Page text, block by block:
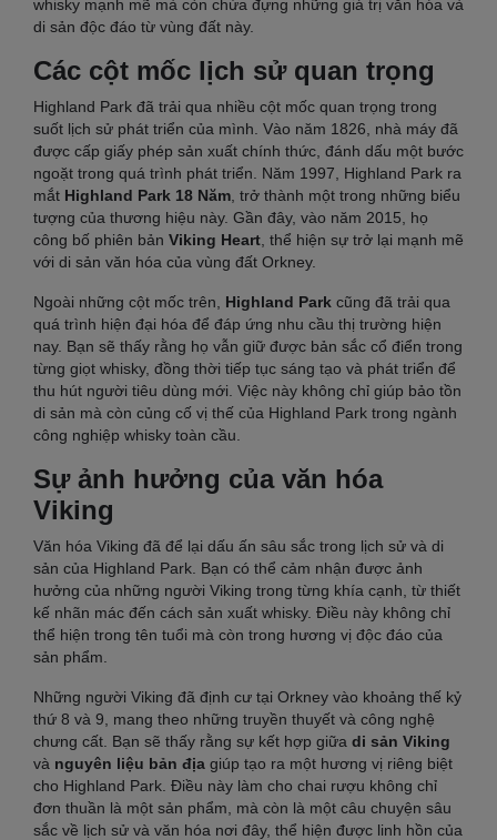
whisky mạnh mẽ mà còn chứa đựng những giá trị văn hóa và
di sản độc đáo từ vùng đất này.
Các cột mốc lịch sử quan trọng
Highland Park đã trải qua nhiều cột mốc quan trọng trong
suốt lịch sử phát triển của mình. Vào năm 1826, nhà máy đã
được cấp giấy phép sản xuất chính thức, đánh dấu một bước
ngoặt trong quá trình phát triển. Năm 1997, Highland Park ra
mắt Highland Park 18 Năm , trở thành một trong những biểu
tượng của thương hiệu này. Gần đây, vào năm 2015, họ
công bố phiên bản Viking Heart , thể hiện sự trở lại mạnh mẽ
với di sản văn hóa của vùng đất Orkney.
Ngoài những cột mốc trên, Highland Park cũng đã trải qua
quá trình hiện đại hóa để đáp ứng nhu cầu thị trường hiện
nay. Bạn sẽ thấy rằng họ vẫn giữ được bản sắc cổ điển trong
từng giọt whisky, đồng thời tiếp tục sáng tạo và phát triển để
thu hút người tiêu dùng mới. Việc này không chỉ giúp bảo tồn
di sản mà còn củng cố vị thế của Highland Park trong ngành
công nghiệp whisky toàn cầu.
Sự ảnh hưởng của văn hóa
Viking
Văn hóa Viking đã để lại dấu ấn sâu sắc trong lịch sử và di
sản của Highland Park. Bạn có thể cảm nhận được ảnh
hưởng của những người Viking trong từng khía cạnh, từ thiết
kế nhãn mác đến cách sản xuất whisky. Điều này không chỉ
thể hiện trong tên tuổi mà còn trong hương vị độc đáo của
sản phẩm.
Những người Viking đã định cư tại Orkney vào khoảng thế kỷ
thứ 8 và 9, mang theo những truyền thuyết và công nghệ
chưng cất. Bạn sẽ thấy rằng sự kết hợp giữa di sản Viking
và nguyên liệu bản địa giúp tạo ra một hương vị riêng biệt
cho Highland Park. Điều này làm cho chai rượu không chỉ
đơn thuần là một sản phẩm, mà còn là một câu chuyện sâu
sắc về lịch sử và văn hóa nơi đây, thể hiện được linh hồn của